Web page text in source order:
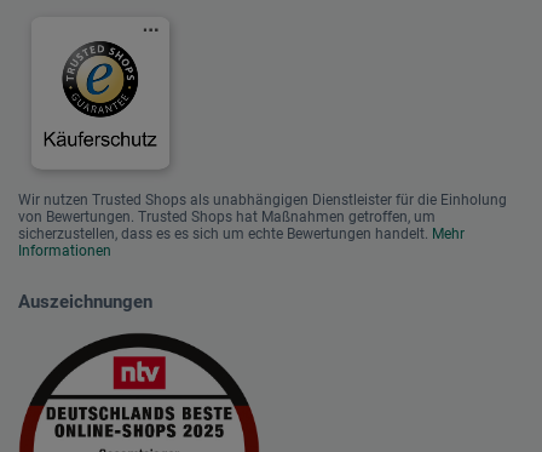
Wir nutzen Trusted Shops als unabhängigen Dienstleister für die Einholung
von Bewertungen. Trusted Shops hat Maßnahmen getroffen, um
sicherzustellen, dass es es sich um echte Bewertungen handelt. Mehr
Informationen
Auszeichnungen